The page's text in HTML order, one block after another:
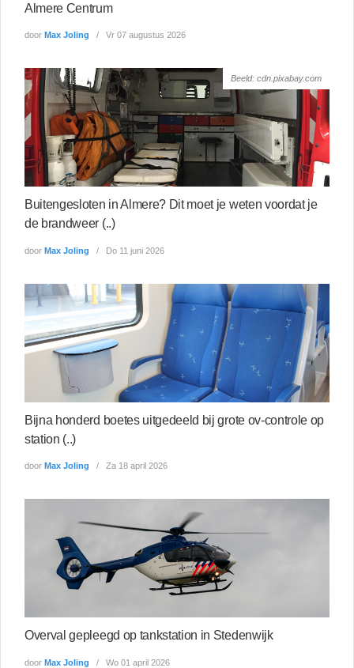
Almere Centrum
door Max Joling Vr 07 augustus 2026
Beeld: cdn.pixabay.com
Buitengesloten in Almere? Dit moet je weten voordat je
de brandweer (..)
door Max Joling Do 11 juni 2026
Bijna honderd boetes uitgedeeld bij grote ov-controle op
station (..)
door Max Joling Za 18 april 2026
Overval gepleegd op tankstation in Stedenwijk
door Max Joling Wo 01 april 2026